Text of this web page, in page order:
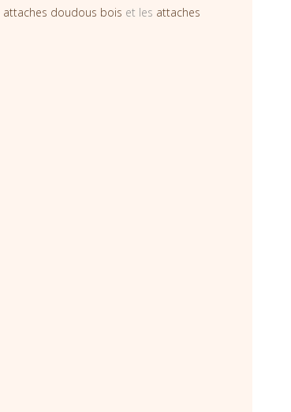
attaches doudous bois et les attaches